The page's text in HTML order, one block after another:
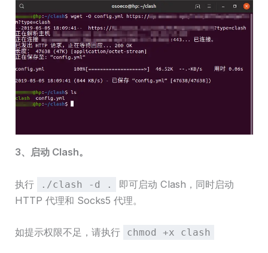
3、启动 Clash。
执行 ./clash -d .
即可启动 Clash，同时启动
HTTP 代理和 Socks5 代理。
如提示权限不足，请执行 chmod +x clash